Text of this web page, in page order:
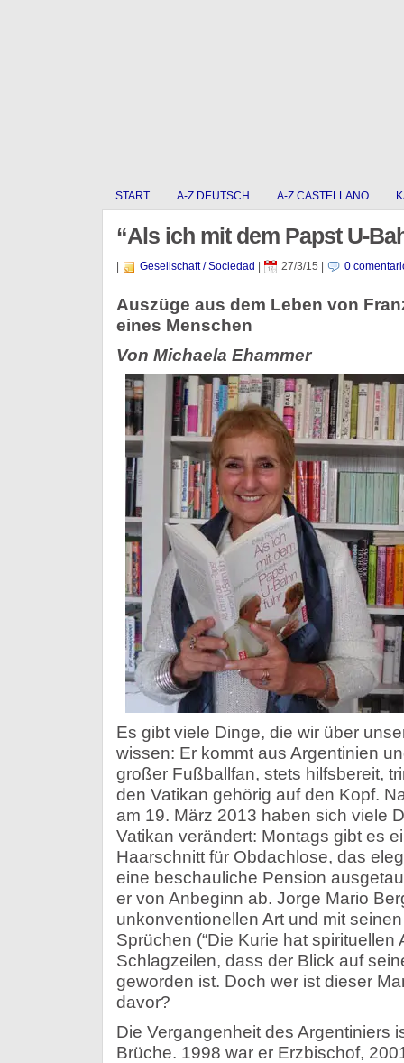
START A-Z DEUTSCH A-Z CASTELLANO
“Als ich mit dem Papst U-
Gesellschaft / Sociedad 27/3/15 0
Auszüge aus dem Leben von
eines Menschen
Von Michaela Ehammer
Es gibt viele Dinge, die wir über
wissen: Er kommt aus Argentinien
großer Fußballfan, stets hilfsbereit,
den Vatikan gehörig auf den Kopf.
am 19. März 2013 haben sich viele
Vatikan verändert: Montags gibt es
Haarschnitt für Obdachlose, das
eine beschauliche Pension
er von Anbeginn ab. Jorge Mario
unkonventionellen Art und mit
Sprüchen (“Die Kurie hat spirituellen
Schlagzeilen, dass der Blick auf
geworden ist. Doch wer ist dieser
davor?
Die Vergangenheit des Argentiniers
Brüche. 1998 war er Erzbischof,